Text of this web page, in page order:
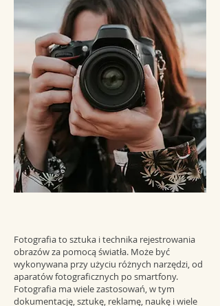
Fotografia to sztuka i technika rejestrowania
obrazów za pomocą światła. Może być
wykonywana przy użyciu różnych narzędzi, od
aparatów fotograficznych po smartfony.
Fotografia ma wiele zastosowań, w tym
dokumentację, sztukę, reklamę, naukę i wiele